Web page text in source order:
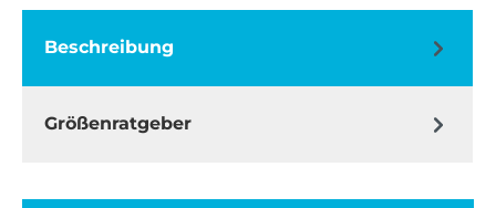
Beschreibung
Größenratgeber